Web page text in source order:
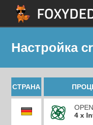
Настройка
СТРАНА
4 x